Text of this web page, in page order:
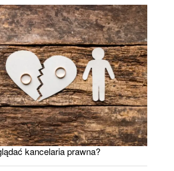
kancelaria prawna?